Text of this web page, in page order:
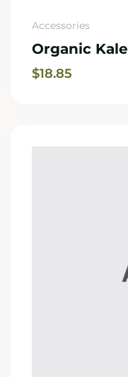
Accessories
Organic Kale
$18.85